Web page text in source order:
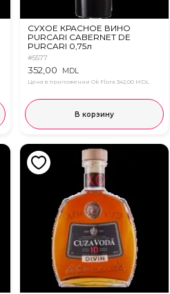
СУХОЕ КРАСНОЕ ВИНО
PURCARI CABERNET DE
PURCARI 0,75л
#5577
352,00 MDL
Цена в приложении Ok Flora 342,00 MDL
В корзину